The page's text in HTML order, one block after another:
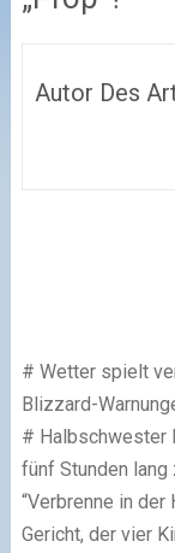
Autor Des
# Wetter spielt
Blizzard-
# Halbschwester
fünf Stunden
“Verbrenne in der
Gericht, der vier